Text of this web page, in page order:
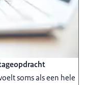
soms als een hele